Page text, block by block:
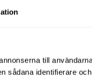
till
sådana identifierare